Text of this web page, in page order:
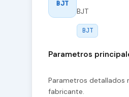
BJT
BJT
BJT
Parametros
Parametros detallados
fabricante.